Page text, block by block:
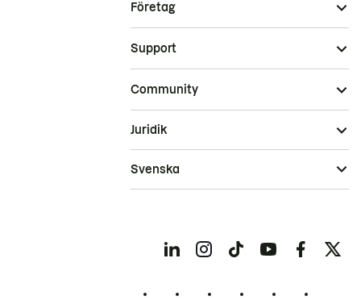
Företag
Support
Community
Juridik
Svenska